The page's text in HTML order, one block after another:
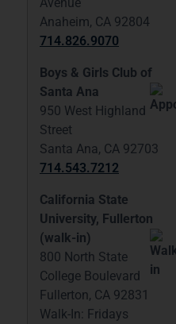
Anaheim, CA 92804
714.826.9070
Boys & Girls Club of
Santa Ana
950 West Highland
Street
Santa Ana, CA 92703
714.543.7212
California State
University, Fullerton
(walk-in)
800 North State
College Boulevard
Fullerton, CA 92831
Walk-In: Fridays